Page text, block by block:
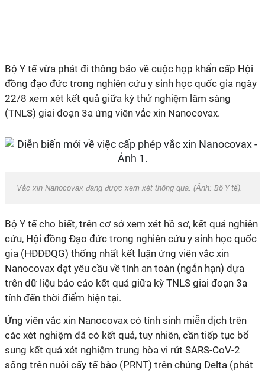
Bộ Y tế vừa phát đi thông báo về cuộc họp khẩn cấp Hội
đồng đạo đức trong nghiên cứu y sinh học quốc gia ngày
22/8 xem xét kết quả giữa kỳ thử nghiệm lâm sàng
(TNLS) giai đoạn 3a ứng viên vắc xin Nanocovax.
Vắc xin Nanocovax đang được xem xét thông qua. (Ảnh: Bô Y tế).
Bộ Y tế cho biết, trên cơ sở xem xét hồ sơ, kết quả nghiên
cứu, Hội đồng Đạo đức trong nghiên cứu y sinh học quốc
gia (HĐĐĐQG) thống nhất kết luận ứng viên vắc xin
Nanocovax đạt yêu cầu về tính an toàn (ngắn hạn) dựa
trên dữ liệu báo cáo kết quả giữa kỳ TNLS giai đoạn 3a
tính đến thời điểm hiện tại.
Ứng viên vắc xin Nanocovax có tính sinh miễn dịch trên
các xét nghiệm đã có kết quả, tuy nhiên, cần tiếp tục bổ
sung kết quả xét nghiệm trung hòa vi rút SARS-CoV-2
sống trên nuôi cấy tế bào (PRNT) trên chủng Delta (phát